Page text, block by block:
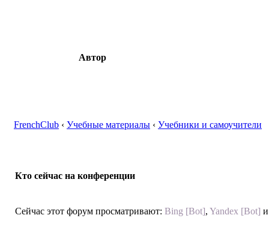
Автор
FrenchClub ‹ Учебные материалы ‹ Учебники и самоучители
Кто сейчас на конференции
Сейчас этот форум просматривают: Bing [Bot], Yandex [Bot]